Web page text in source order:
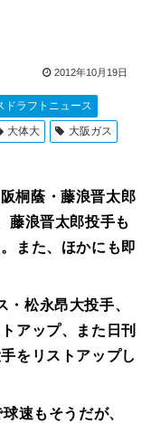
2012年10月19日
ドラフトニュース
大体大
大阪ガス
桐蔭・藤浪晋太郎
藤浪晋太郎投手も
また、ほかにも即
松永昂大投手、
アップ、また日刊
をリストアップし
速もそうだが、